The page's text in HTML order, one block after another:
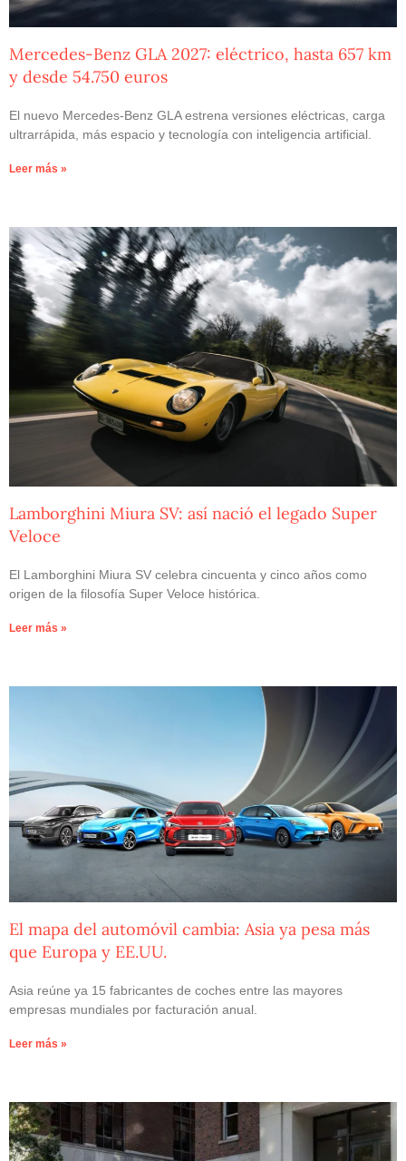
Mercedes-Benz GLA 2027: eléctrico, hasta 657 km
y desde 54.750 euros
El nuevo Mercedes-Benz GLA estrena versiones eléctricas, carga
ultrarrápida, más espacio y tecnología con inteligencia artificial.
Leer más »
Lamborghini Miura SV: así nació el legado Super
Veloce
El Lamborghini Miura SV celebra cincuenta y cinco años como
origen de la filosofía Super Veloce histórica.
Leer más »
El mapa del automóvil cambia: Asia ya pesa más
que Europa y EE.UU.
Asia reúne ya 15 fabricantes de coches entre las mayores
empresas mundiales por facturación anual.
Leer más »